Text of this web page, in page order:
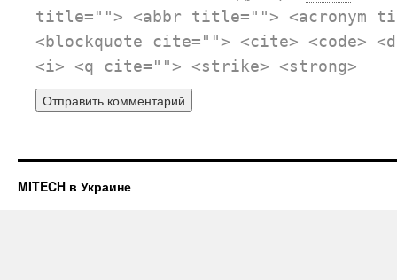
title=""> <abbr title=""> <acronym
<blockquote cite=""> <cite> <code>
<i> <q cite=""> <strike> <strong>
MITECH в Украине